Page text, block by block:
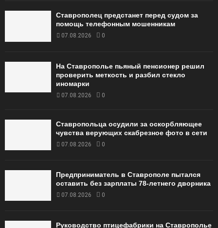
Ставрополец предстанет перед судом за
помощь телефонным мошенникам
07.08.2026 0
На Ставрополье пьяный пенсионер решил
проверить меткость и разбил стекло
иномарки
07.08.2026 0
Ставропольца осудили за оскорбляющее
чувства верующих скабрезное фото в сети
07.08.2026 0
Предприниматель в Ставрополе пытался
оставить без зарплаты 78-летнего дворника
07.08.2026 0
Руководство птицефабрики на Ставрополье